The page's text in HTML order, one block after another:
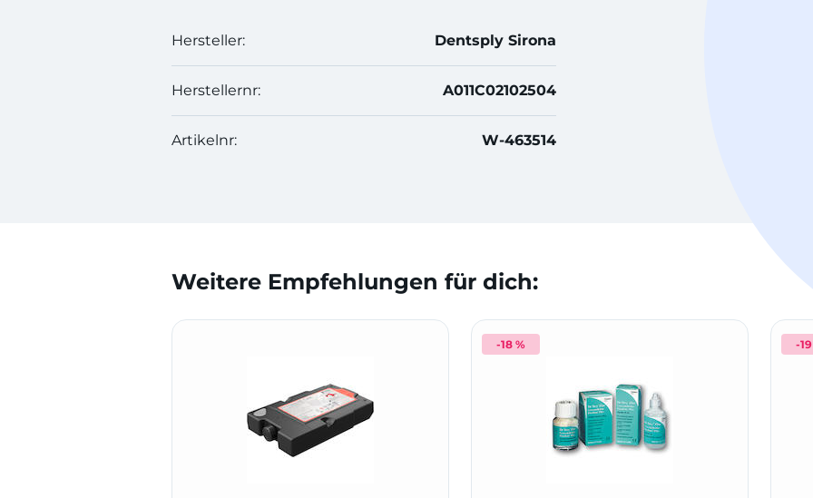
Hersteller: Dentsply Sirona
Herstellernr: A011C02102504
Artikelnr: W-463514
Weitere Empfehlungen für dich:
-18 % -